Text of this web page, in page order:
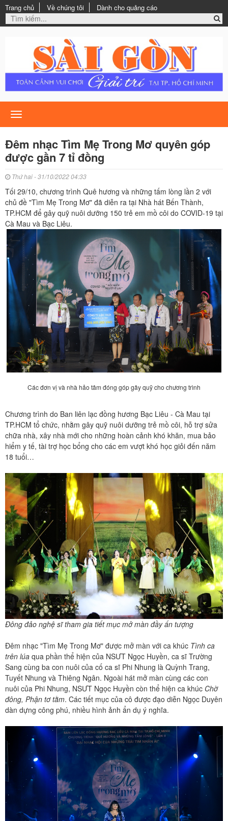
Trang chủ Về chúng tôi Dành cho quảng cáo
Toggle
navigation
Đêm nhạc Tìm Mẹ Trong Mơ quyên góp
được gần 7 tỉ đồng
Thứ hai - 31/10/2022 04:33
Tối 29/10, chương trình Quê hương và những tấm lòng lần 2 với
chủ đề "Tìm Mẹ Trong Mơ" đã diễn ra tại Nhà hát Bến Thành,
TP.HCM để gây quỹ nuôi dưỡng 150 trẻ em mồ côi do COVID-19 tại
Cà Mau và Bạc Liêu.
Các đơn vị và nhà hảo tâm đóng góp gây quỹ cho chương trình
Chương trình do Ban liên lạc đồng hương Bạc Liêu - Cà Mau tại
TP.HCM tổ chức, nhằm gây quỹ nuôi dưỡng trẻ mồ côi, hỗ trợ sửa
chữa nhà, xây nhà mới cho những hoàn cảnh khó khăn, mua bảo
hiểm y tế, tài trợ học bổng cho các em vượt khó học giỏi đến năm
18 tuổi…
Đông đảo nghệ sĩ tham gia tiết mục mở màn đầy ấn tượng
Đêm nhạc "Tìm Mẹ Trong Mơ" được mở màn với ca khúc Tình ca
trên lúa qua phần thể hiện của NSƯT Ngọc Huyền, ca sĩ Trường
Sang cùng ba con nuôi của cố ca sĩ Phi Nhung là Quỳnh Trang,
Tuyết Nhung và Thiêng Ngân. Ngoài hát mở màn cùng các con
nuôi của Phi Nhung, NSƯT Ngọc Huyền còn thể hiện ca khúc Chờ
đông, Phận tơ tằm. Các tiết mục của cô được đạo diễn Ngọc Duyên
dàn dựng công phú, nhiều hình ảnh ẩn dụ ý nghĩa.